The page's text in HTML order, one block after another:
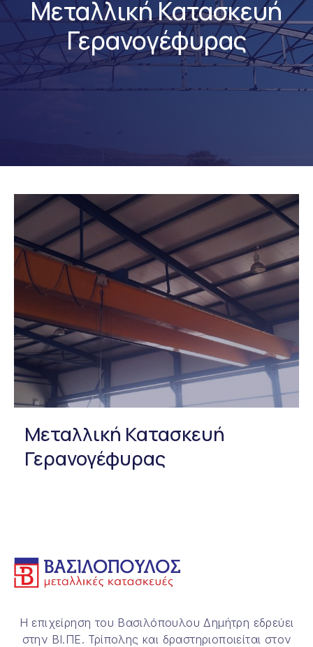
Μεταλλική Κατασκευή
Γερανογέφυρας
Μεταλλική Κατασκευή
Γερανογέφυρας
Η επιχείρηση του Βασιλόπουλου Δημήτρη εδρεύει
στην ΒΙ.ΠΕ. Τρίπολης και δραστηριοποιείται στον